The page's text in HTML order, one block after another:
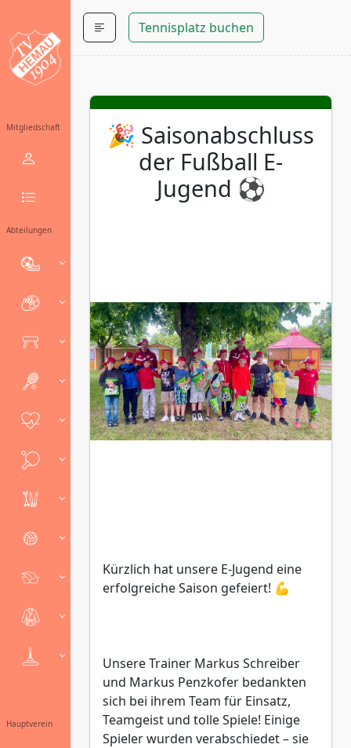
Mitgliedschaft
Abteilungen
Hauptverein
Tennisplatz buchen
🎉 Saisonabschluss
der Fußball E-
Jugend ⚽
Kürzlich hat unsere E-Jugend eine
erfolgreiche Saison gefeiert! 💪
Unsere Trainer Markus Schreiber
und Markus Penzkofer bedankten
sich bei ihrem Team für Einsatz,
Teamgeist und tolle Spiele! Einige
Spieler wurden verabschiedet – sie